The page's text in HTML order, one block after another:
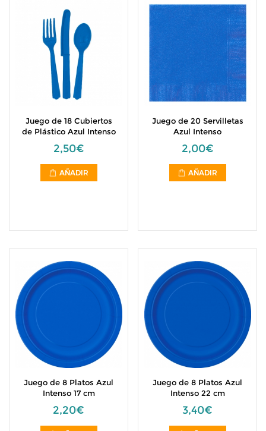
Juego de 18 Cubiertos
de Plástico Azul Intenso
2,50€
AÑADIR
Juego de 20 Servilletas
Azul Intenso
2,00€
AÑADIR
Juego de 8 Platos Azul
Intenso 17 cm
2,20€
Juego de 8 Platos Azul
Intenso 22 cm
3,40€